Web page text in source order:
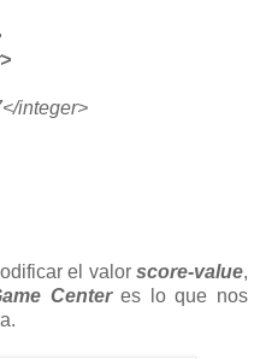
integer>
el valor score-value,
Centeres lo que nos